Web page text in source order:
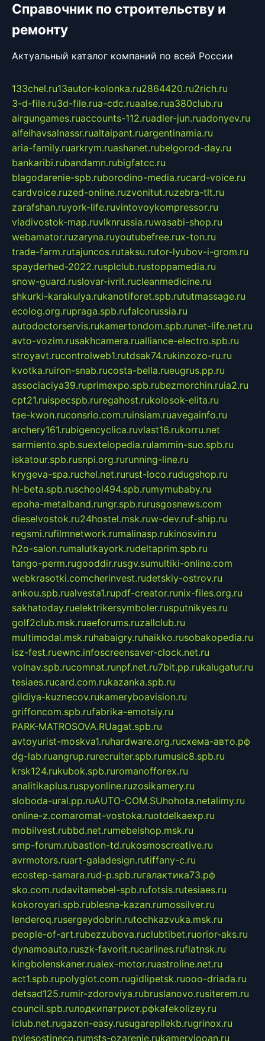
Справочник по строительству и
ремонту
Актуальный каталог компаний по всей России
133chel.ru13autor-kolonka.ru2864420.ru2rich.ru
3-d-file.ru3d-file.rua-cdc.ruaalse.rua380club.ru
airgungames.ruaccounts-112.ruadler-jun.ruadonyev.ru
alfeihavsalnassr.rualtaipant.ruargentinamia.ru
aria-family.ruarkrym.ruashanet.rubelgorod-day.ru
bankaribi.rubandamn.rubigfatcc.ru
blagodarenie-spb.ruborodino-media.rucard-voice.ru
cardvoice.ruzed-online.ruzvonitut.ruzebra-tlt.ru
zarafshan.ruyork-life.ruvintovoykompressor.ru
vladivostok-map.ruvlknrussia.ruwasabi-shop.ru
webamator.ruzaryna.ruyoutubefree.rux-ton.ru
trade-farm.rutajuncos.rutaksu.rutor-lyubov-i-grom.ru
spayderhed-2022.rusplclub.rustoppamedia.ru
snow-guard.ruslovar-ivrit.rucleanmedicine.ru
shkurki-karakulya.rukanotiforet.spb.rututmassage.ru
ecolog.org.rupraga.spb.rufalcorussia.ru
autodoctorservis.rukamertondom.spb.runet-life.net.ru
avto-vozim.rusakhcamera.rualliance-electro.spb.ru
stroyavt.rucontrolweb1.rutdsak74.rukinzozo-ru.ru
kvotka.ruiron-snab.rucosta-bella.rueugrus.pp.ru
associaciya39.ruprimexpo.spb.rubezmorchin.ruia2.ru
cpt21.ruispecspb.ruregahost.rukolosok-elita.ru
tae-kwon.ruconsrio.com.ruinsiam.ruavegainfo.ru
archery161.rubigencyclica.ruvlast16.rukorru.net
sarmiento.spb.suextelopedia.rulammin-suo.spb.ru
iskatour.spb.rusnpi.org.rurunning-line.ru
krygeva-spa.ruchel.net.rurust-loco.rudugshop.ru
hl-beta.spb.ruschool494.spb.rumymubaby.ru
epoha-metalband.rungr.spb.rurusgosnews.com
dieselvostok.ru24hostel.msk.ruw-dev.ruf-ship.ru
regsmi.rufilmnetwork.rumalinasp.rukinosvin.ru
h2o-salon.rumalutkayork.rudeltaprim.spb.ru
tango-perm.rugooddir.rusgv.sumultiki-online.com
webkrasotki.comcherinvest.rudetskiy-ostrov.ru
ankou.spb.rualvesta1.rupdf-creator.runix-files.org.ru
sakhatoday.ruelektrikersymboler.rusputnikyes.ru
golf2club.msk.ruaeforums.ruzallclub.ru
multimodal.msk.ruhabaigry.ruhaikko.rusobakopedia.ru
isz-fest.ruewnc.infoscreensaver-clock.net.ru
volnav.spb.rucomnat.runpf.net.ru7bit.pp.rukalugatur.ru
tesiaes.rucard.com.rukazanka.spb.ru
gildiya-kuznecov.rukameryboavision.ru
griffoncom.spb.rufabrika-emotsiy.ru
PARK-MATROSOVA.RUagat.spb.ru
avtoyurist-moskva1.ruhardware.org.ruсхема-авто.рф
dg-lab.ruangrup.rurecruiter.spb.rumusic8.spb.ru
krsk124.rukubok.spb.ruromanofforex.ru
analitikaplus.ruspyonline.ruzosikamery.ru
sloboda-ural.pp.ruAUTO-COM.SUhohota.netalimy.ru
online-z.comaromat-vostoka.ruotdelkaexp.ru
mobilvest.rubbd.net.rumebelshop.msk.ru
smp-forum.rubastion-td.rukosmoscreative.ru
avrmotors.ruart-galadesign.rutiffany-c.ru
ecostep-samara.rud-p.spb.ruгалактика73.рф
sko.com.rudavitamebel-spb.rufotsis.rutesiaes.ru
kokoroyari.spb.rublesna-kazan.rumossilver.ru
lenderoq.rusergeydobrin.rutochkazvuka.msk.ru
people-of-art.rubezzubova.ruclubtibet.ruorior-aks.ru
dynamoauto.ruszk-favorit.rucarlines.ruflatnsk.ru
kingbolenskaner.rualex-motor.ruastroline.net.ru
act1.spb.rupolyglot.com.rugidlipetsk.ruooo-driada.ru
detsad125.rumir-zdoroviya.rubruslanovo.rusiterem.ru
council.spb.ruлодкипатриот.рфkafekolizey.ru
iclub.net.rugazon-easy.rusugarepilekb.rugrinox.ru
pylesostineco.rumsts-ozarenie.rukameryjooan.ru